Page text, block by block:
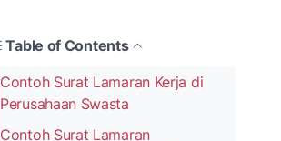
Table of Contents
Contoh Surat Lamaran Kerja di
Perusahaan Swasta
Contoh Surat Lamaran